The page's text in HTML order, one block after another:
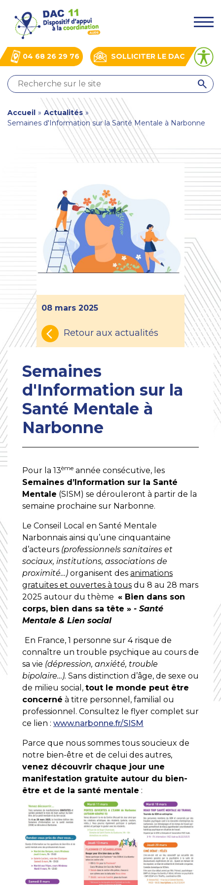
contenu
principal
SOLLICITER LE DAC
04 68 26 29 76
.
QUI
SOMMES-
?
NOS
ACTUALITÉS
You
Accueil » Actualités »
Semaines d'Information sur la Santé Mentale à Narbonne
08 mars 2025
Retour aux actualités
Semaines
d'Information sur la
Santé Mentale à
Narbonne
Pour la 13ème année consécutive, les
Semaines d’Information sur la Santé
Mentale (SISM) se dérouleront à partir de la
semaine prochaine sur Narbonne.
Le Conseil Local en Santé Mentale
Narbonnais ainsi qu’une cinquantaine
d’acteurs (professionnels sanitaires et
sociaux, institutions, associations de
proximité…) organisent des animations
gratuites et ouvertes à tous du 8 au 28 mars
2025 autour du thème « Bien dans son
corps, bien dans sa tête » - Santé
Mentale & Lien social
En France, 1 personne sur 4 risque de
connaître un trouble psychique au cours de
sa vie (dépression, anxiété, trouble
bipolaire…). Sans distinction d’âge, de sexe ou
de milieu social, tout le monde peut être
concerné à titre personnel, familial ou
professionnel. Consultez le flyer complet sur
ce lien : www.narbonne.fr/SISM
Parce que nous sommes tous soucieux de
notre bien-être et de celui des autres,
venez découvrir chaque jour une
manifestation gratuite autour du bien-
être et de la santé mentale :